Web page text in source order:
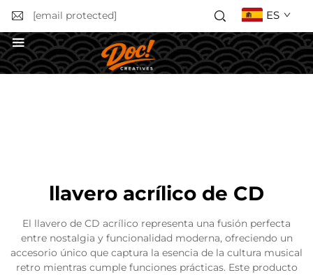
[email protected] ES
llavero acrílico de CD
El llavero de CD acrílico representa una fusión perfecta
entre nostalgia y funcionalidad moderna, ofreciendo un
accesorio único que captura la esencia de la cultura musical
retro mientras cumple funciones prácticas. Este producto